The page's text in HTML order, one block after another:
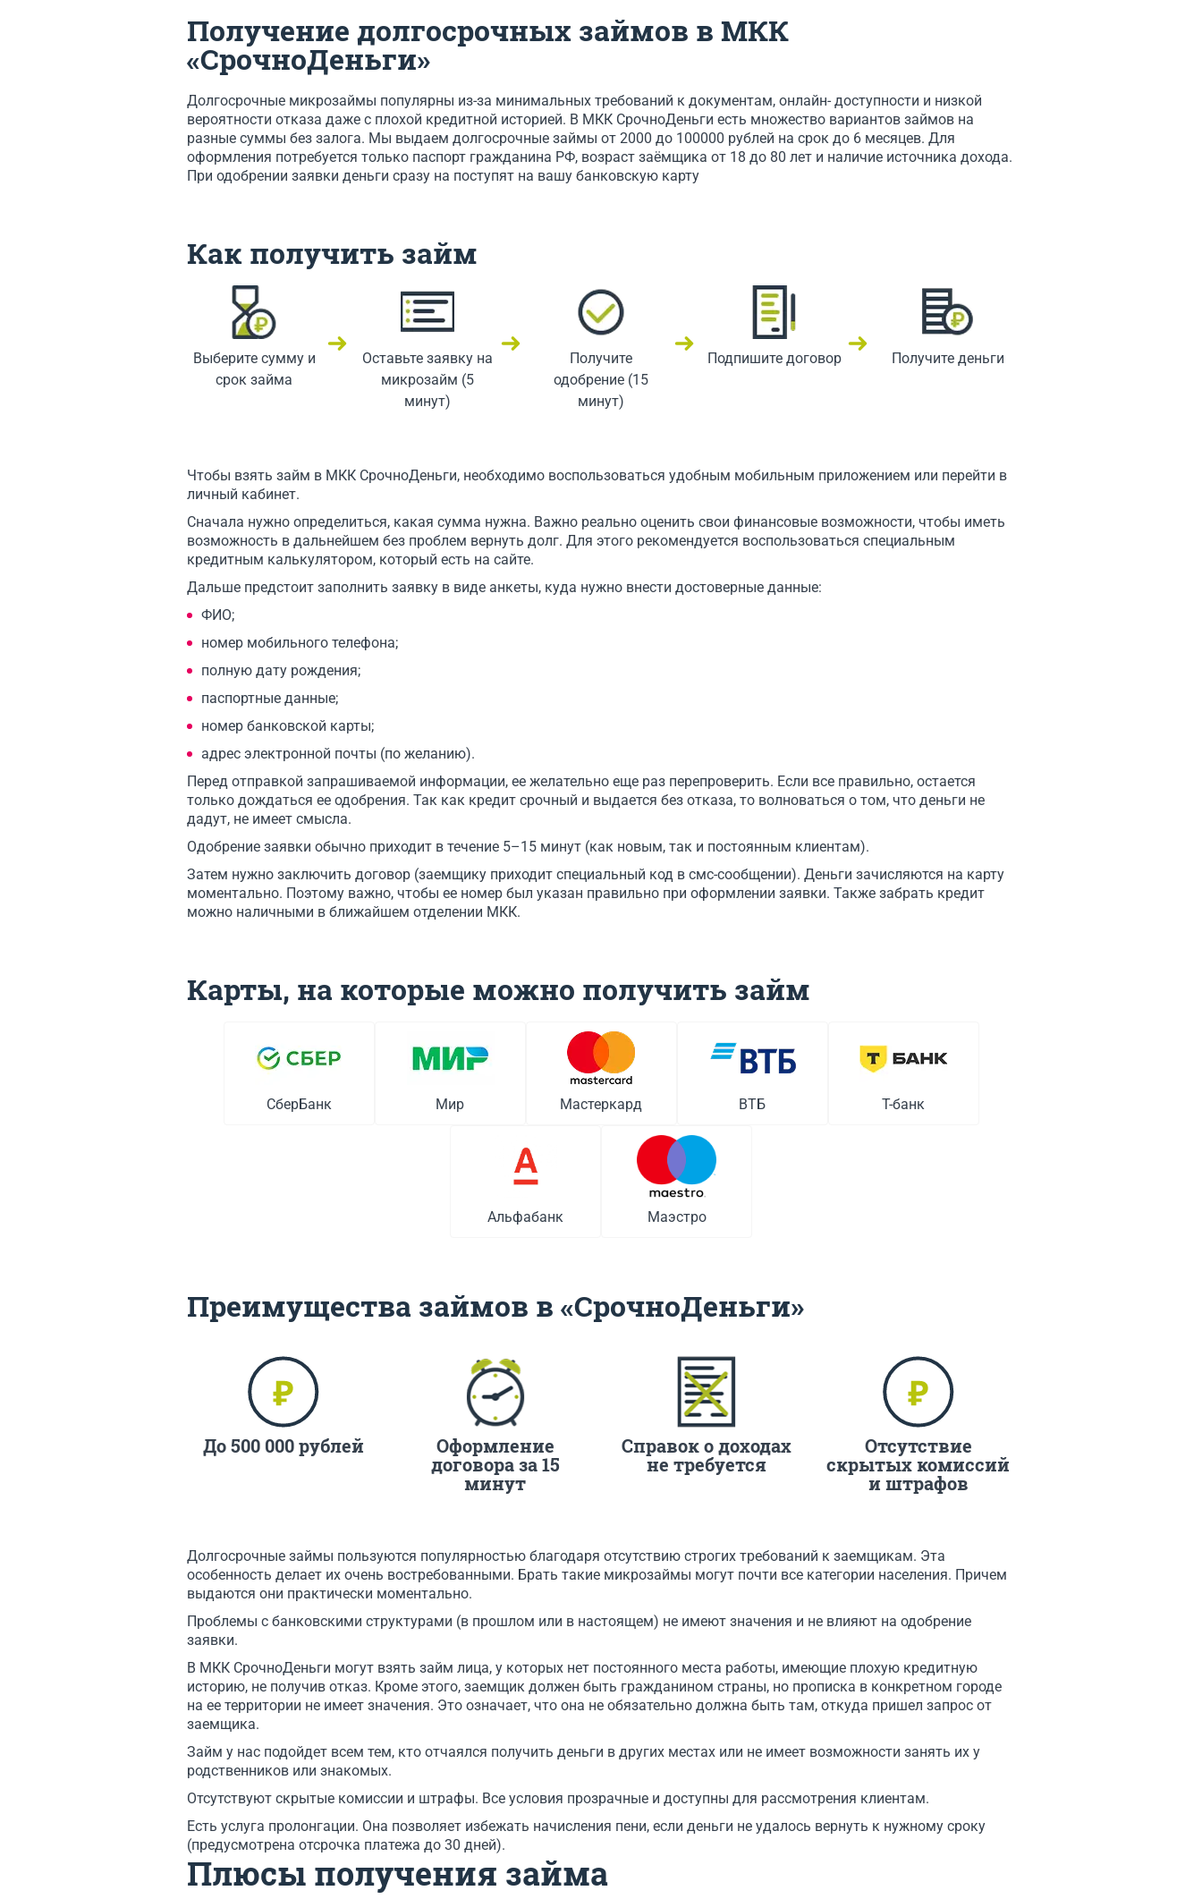
Получение долгосрочных займов в МКК
«СрочноДеньги»
Долгосрочные микрозаймы популярны из-за минимальных требований к документам, онлайн- доступности и низкой
вероятности отказа даже с плохой кредитной историей. В МКК СрочноДеньги есть множество вариантов займов на
разные суммы без залога. Мы выдаем долгосрочные займы от 2000 до 100000 рублей на срок до 6 месяцев. Для
оформления потребуется только паспорт гражданина РФ, возраст заёмщика от 18 до 80 лет и наличие источника дохода.
При одобрении заявки деньги сразу на поступят на вашу банковскую карту
Как получить займ
Выберите сумму и
срок займа
Оставьте заявку на
микрозайм (5
минут)
Получите
одобрение (15
минут)
Подпишите договор Получите деньги
Чтобы взять займ в МКК СрочноДеньги, необходимо воспользоваться удобным мобильным приложением или перейти в
личный кабинет.
Сначала нужно определиться, какая сумма нужна. Важно реально оценить свои финансовые возможности, чтобы иметь
возможность в дальнейшем без проблем вернуть долг. Для этого рекомендуется воспользоваться специальным
кредитным калькулятором, который есть на сайте.
Дальше предстоит заполнить заявку в виде анкеты, куда нужно внести достоверные данные:
ФИО;
номер мобильного телефона;
полную дату рождения;
паспортные данные;
номер банковской карты;
адрес электронной почты (по желанию).
Перед отправкой запрашиваемой информации, ее желательно еще раз перепроверить. Если все правильно, остается
только дождаться ее одобрения. Так как кредит срочный и выдается без отказа, то волноваться о том, что деньги не
дадут, не имеет смысла.
Одобрение заявки обычно приходит в течение 5–15 минут (как новым, так и постоянным клиентам).
Затем нужно заключить договор (заемщику приходит специальный код в смс-сообщении). Деньги зачисляются на карту
моментально. Поэтому важно, чтобы ее номер был указан правильно при оформлении заявки. Также забрать кредит
можно наличными в ближайшем отделении МКК.
Карты, на которые можно получить займ
СберБанк Мир Мастеркард ВТБ Т-банк
Альфабанк Маэстро
Преимущества займов в «СрочноДеньги»
До 500 000 рублей
Оформление
договора за 15
минут
Справок о доходах
не требуется
Отсутствие
скрытых комиссий
и штрафов
Долгосрочные займы пользуются популярностью благодаря отсутствию строгих требований к заемщикам. Эта
особенность делает их очень востребованными. Брать такие микрозаймы могут почти все категории населения. Причем
выдаются они практически моментально.
Проблемы с банковскими структурами (в прошлом или в настоящем) не имеют значения и не влияют на одобрение
заявки.
В МКК СрочноДеньги могут взять займ лица, у которых нет постоянного места работы, имеющие плохую кредитную
историю, не получив отказ. Кроме этого, заемщик должен быть гражданином страны, но прописка в конкретном городе
на ее территории не имеет значения. Это означает, что она не обязательно должна быть там, откуда пришел запрос от
заемщика.
Займ у нас подойдет всем тем, кто отчаялся получить деньги в других местах или не имеет возможности занять их у
родственников или знакомых.
Отсутствуют скрытые комиссии и штрафы. Все условия прозрачные и доступны для рассмотрения клиентам.
Есть услуга пролонгации. Она позволяет избежать начисления пени, если деньги не удалось вернуть к нужному сроку
(предусмотрена отсрочка платежа до 30 дней).
Плюсы получения займа